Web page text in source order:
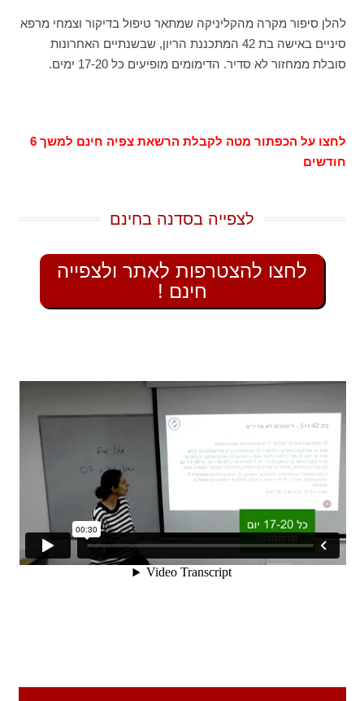
להלן סיפור מקרה מהקליניקה שמתאר טיפול בדיקור וצמחי מרפא
סיניים באישה בת 42 המתכננת הריון, שבשנתיים האחרונות
סובלת ממחזור לא סדיר. הדימומים מופיעים כל 17-20 ימים.
לחצו על הכפתור מטה לקבלת הרשאת צפיה חינם למשך 6
חודשים
לצפייה בסדנה בחינם
לחצו להצטרפות לאתר ולצפייה
חינם !